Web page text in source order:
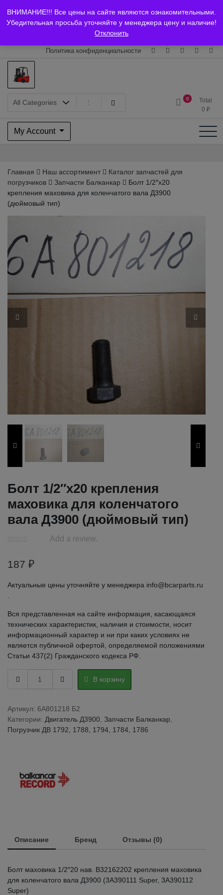
ВНИМАНИЕ!!! Все цены на сайте являются ознакомительными.
Убедительная просьба уточняйте у менеджера цену и наличие!
Отклонить
contentГлавная
Магазин О Компании Каталоги
Сертификаты
Доставка и оплата
Гарантия
Политика конфиденциальности
Запчасти для вилочых
погрузчиков и
электротележек Balkancar
0
Total
0 ₽
My Account
Главная Наш ассортимент
Каталог запчастей для
погрузчиков
Запчасти Балканкар
Болт 1/2″х20
крепления маховика для коленчатого вала Д3900
(дюймовый тип)
Болт 1/2″х20 крепления
маховика для коленчатого
вала Д3900 (дюймовый тип)
Add a review.
187 ₽
Актуальные цены уточняйте у менеджера info@bcarparts.ru
Вся представленная на сайте информация, касающаяся
технических характеристик, наличия и стоимости, носит
информационный характер и ни при каких условиях не
является публичной офертой, определяемой положениями
Статьи 437(2) Гражданского кодекса РФ.
1/2"х20
маховика
коленчатого
quantity
В корзину
Артикул: 6A801218 Б2
Категории: Двигатель Д3900 Запчасти Балканкар
Погрузчик ДВ 1792, 1788, 1794, 1784, 1786
Описание Бренд Отзывы (0)
Болт маховика 1/2″20 нав. В32162202 крепления маховика
для коленчатого вала Д3900 (3A390111 Super, 3A390112
Super)